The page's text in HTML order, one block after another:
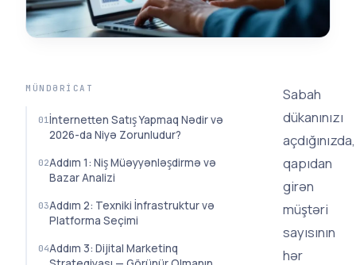
MÜNDƏRICAT
İnternetten Satış Yapmaq Nədir və
2026-da Niyə Zorunludur?
Addım 1: Niş Müəyyənləşdirmə və
Bazar Analizi
Addım 2: Texniki İnfrastruktur və
Platforma Seçimi
Addım 3: Dijital Marketinq
Sabah
dükanınızı
açdığınızda,
qapıdan
girən
müştəri
sayısının
hər